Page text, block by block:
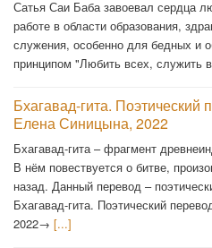
Сатья Саи Баба завоевал сердца
работе в области образования,
служения, особенно для бедных и
принципом "Любить всех, служить
Бхагавад-гита. Поэтический
Елена Синицына, 2022
Бхагавад-гита – фрагмент
В нём повествуется о битве,
назад. Данный перевод –
Бхагавад-гита. Поэтический
2022→ [...]